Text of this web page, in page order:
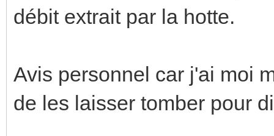
débit extrait par la hotte.
Avis personnel car j'ai moi
de les laisser tomber pour